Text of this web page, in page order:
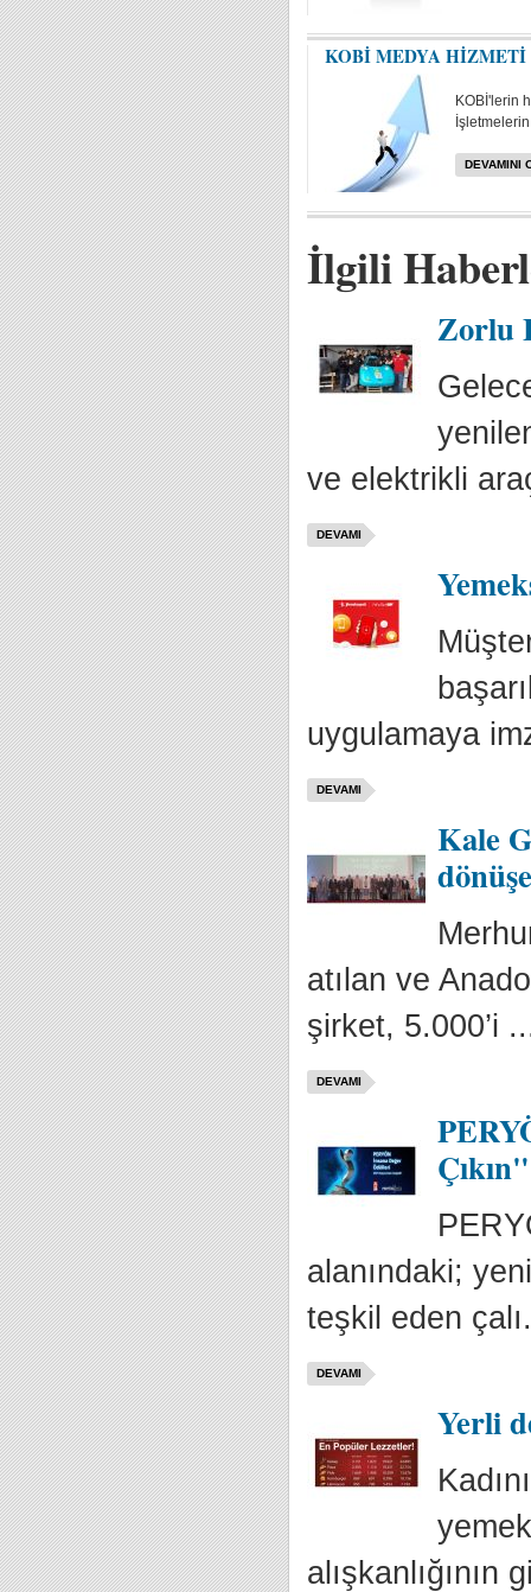
KOBİ MEDYA HİZMETİ
KOBİ'lerin
DEVAMINI
İlgili
Zorlu
ve elektrikli
DEVAMI
uygulamaya
DEVAMI
Kale
atılan ve
şirket, 5.000’i
DEVAMI
Çıkın"
alanındaki;
teşkil eden
DEVAMI
Yerli
alışkanlığının